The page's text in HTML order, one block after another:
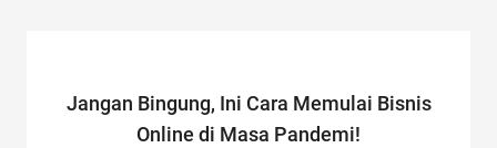
Jangan Bingung, Ini Cara Memulai Bisnis
Online di Masa Pandemi!